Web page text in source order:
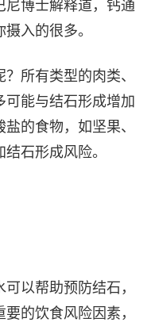
尼博士解释道，钙通
入的很多。
所有类型的肉类、
能与结石形成增加
的食物，如坚果、
石形成风险。
以帮助预防结石，
的饮食风险因素，